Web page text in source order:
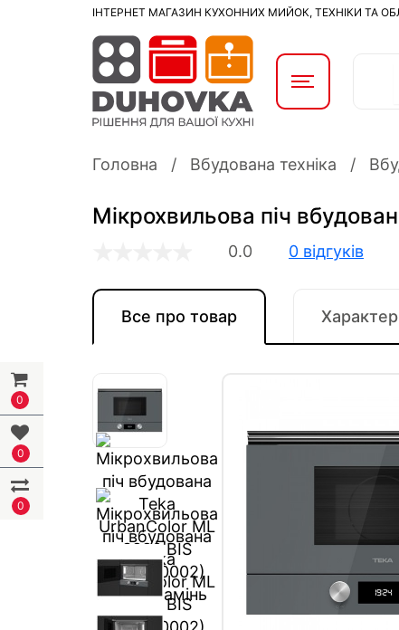
0
0
0
ІНТЕРНЕТ МАГАЗИН КУХОННИХ МИЙОК, ТЕХНІКИ ТА
Головна Вбудована техніка
Мікрохвильова піч
0.0 0 відгуків
Все про товар